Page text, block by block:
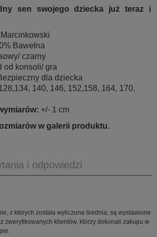
sen swojego dziecka już teraz i
Marcinkowski
Bawełna
czarny
od konsoli/ gra
dla dziecka
140, 146, 152,158, 164, 170,
+/- 1 cm
w galerii produktu.
i odpowiedzi
z których została wyliczona średnia, są wystawione
zweryfikowanych klientów, którzy dokonali zakupu w